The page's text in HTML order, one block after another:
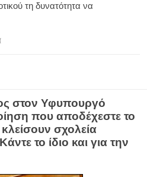
τη δυνατότητα να
στον Υφυπουργό
που αποδέχεστε το
σχολεία
το ίδιο και για την